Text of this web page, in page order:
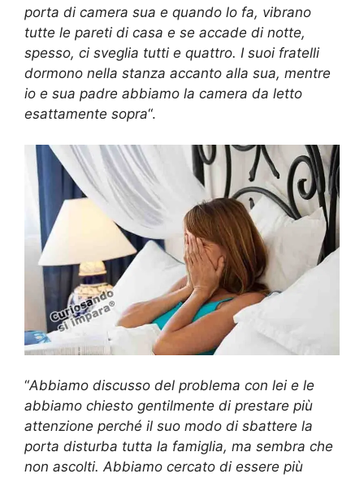
porta di camera sua e quando lo fa, vibrano
tutte le pareti di casa e se accade di notte,
spesso, ci sveglia tutti e quattro. I suoi fratelli
dormono nella stanza accanto alla sua, mentre
io e sua padre abbiamo la camera da letto
esattamente sopra“.
“Abbiamo discusso del problema con lei e le
abbiamo chiesto gentilmente di prestare più
attenzione perché il suo modo di sbattere la
porta disturba tutta la famiglia, ma sembra che
non ascolti. Abbiamo cercato di essere più